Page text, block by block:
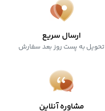
ارسال سریع
تحویل به پست روز بعد سفارش
مشاوره آنلاین